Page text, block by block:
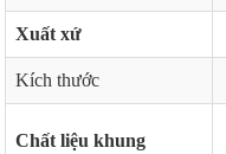
Xuất xứ
Kích thước
Chất liệu khung